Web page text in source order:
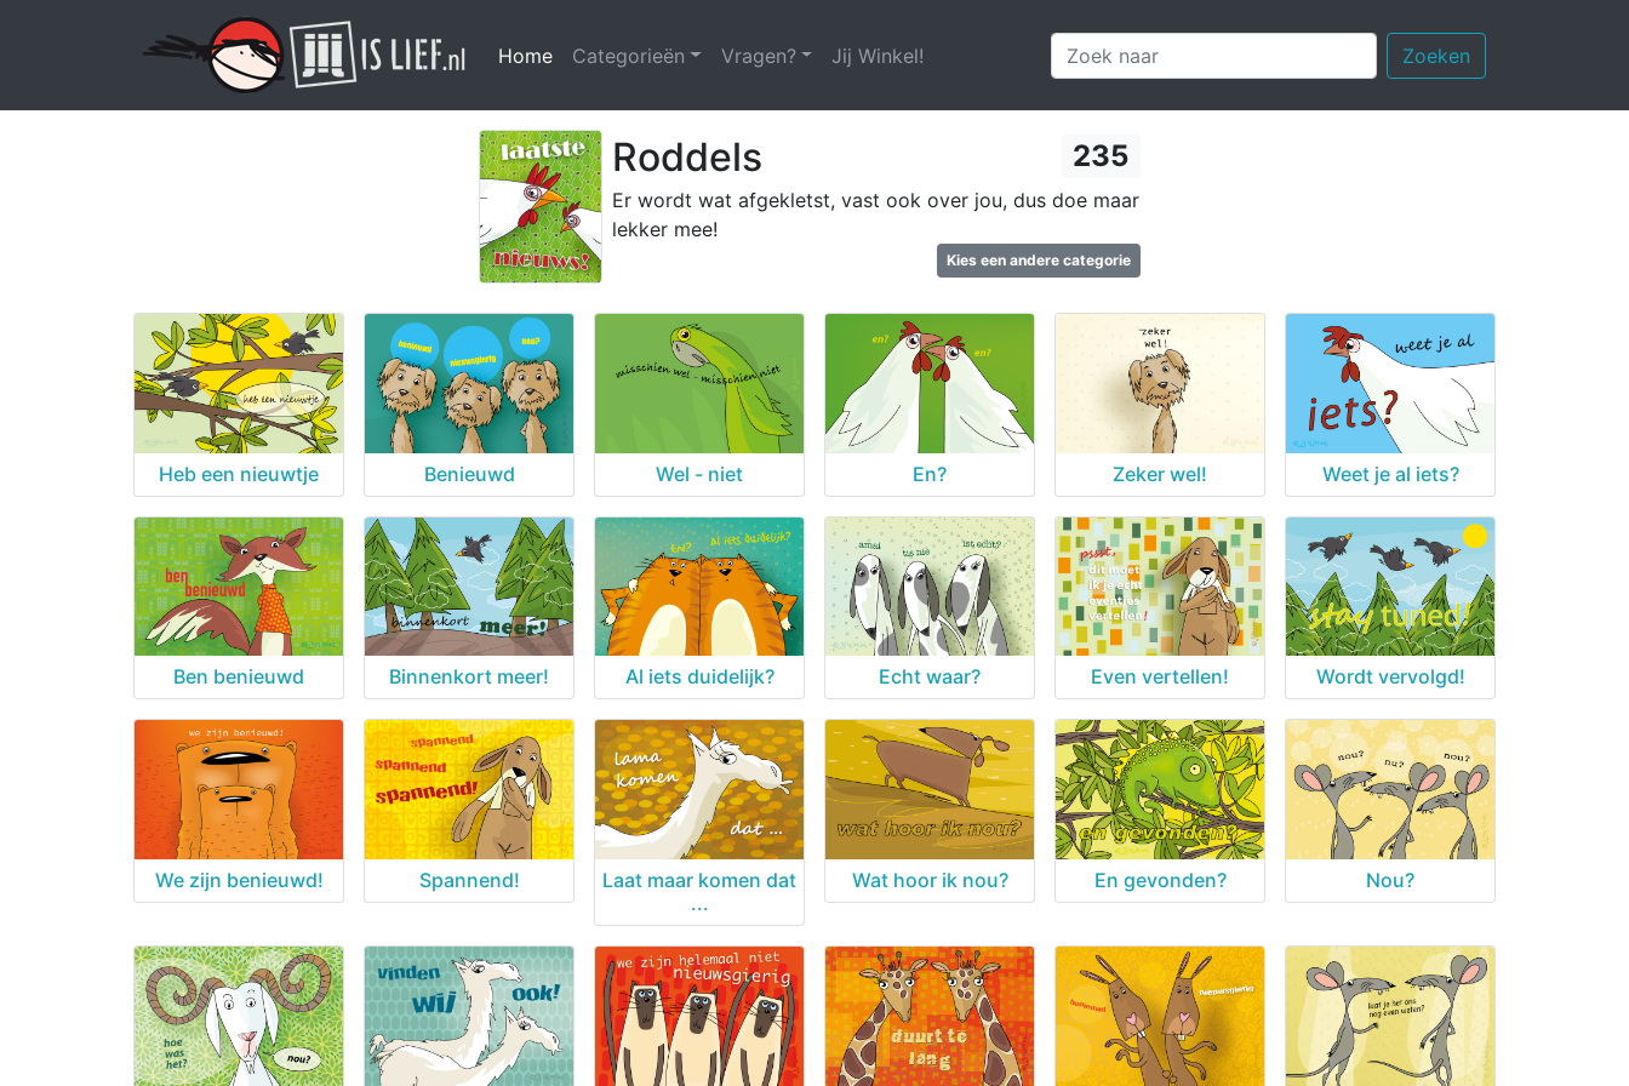
Home (huidige)
Categorieën Vragen? Jij Winkel! Zoeken
Roddels 235
Er wordt wat afgekletst, vast ook over jou, dus doe maar
lekker mee!
Kies een andere categorie
Heb een nieuwtje Benieuwd Wel - niet En? Zeker wel! Weet je al iets?
Ben benieuwd Binnenkort meer! Al iets duidelijk? Echt waar? Even vertellen! Wordt vervolgd!
We zijn benieuwd! Spannend!
Laat maar komen dat
...
Wat hoor ik nou? En gevonden? Nou?